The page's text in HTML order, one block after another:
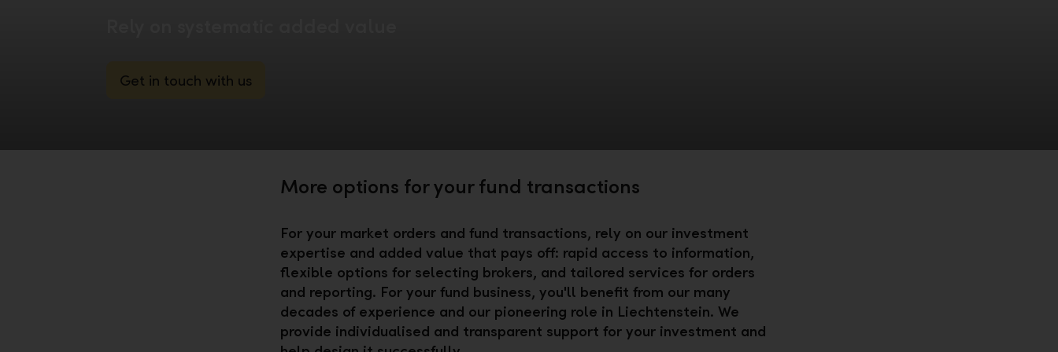
Get in touch with us
More options for your fund transactions
For your market orders and fund transactions, rely on our investment
expertise and added value that pays off: rapid access to information,
flexible options for selecting brokers, and tailored services for orders
and reporting. For your fund business, you'll benefit from our many
decades of experience and our pioneering role in Liechtenstein. We
provide individualised and transparent support for your investment and